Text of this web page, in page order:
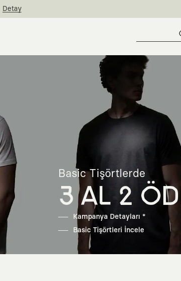
Detay
Basic Tişörtlerde
3 AL 2
Kampanya Detayları *
Basic Tişörtleri İncele